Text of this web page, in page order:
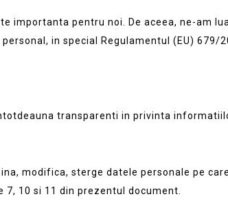
importanta pentru noi. De aceea, ne-am
in special Regulamentul (EU) 679/
transparenti in privinta
modifica, sterge datele personale pe
10 si 11 din prezentul document.